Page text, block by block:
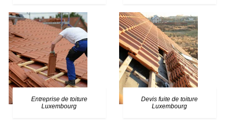
Entreprise de toiture
Luxembourg
Devis fuite de toiture
Luxembourg